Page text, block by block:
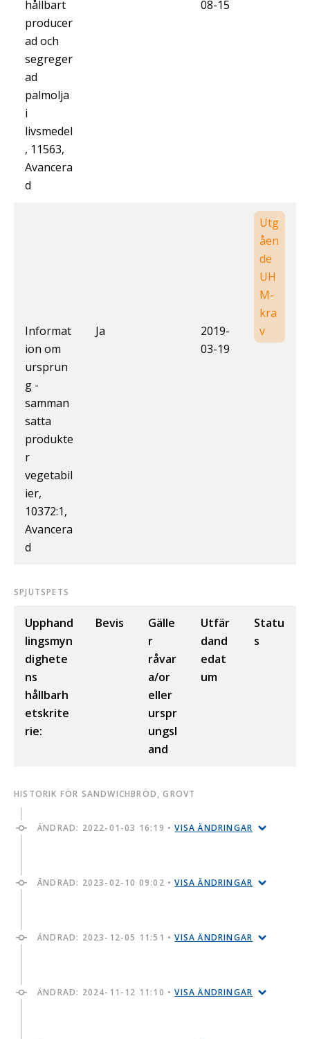
hållbart
producer
ad och
segreger
ad
palmolja
i
livsmedel
, 11563,
Avancera
d
08-15
Informat
ion om
ursprun
g -
samman
satta
produkte
r
vegetabil
ier,
10372:1,
Avancera
d
Ja
2019-
03-19
Utg
åen
de
UH
M-
kra
v
SPJUTSPETS
Upphand
lingsmyn
dighete
ns
hållbarh
etskrite
rie:
Bevis
Gälle
r
råvar
a/or
eller
urspr
ungsl
and
Utfär
dand
edat
um
Statu
s
HISTORIK FÖR SANDWICHBRÖD, GROVT
ÄNDRAD: 2022-01-03 16:19 •VISA ÄNDRINGAR
ÄNDRAD: 2023-02-10 09:02 •VISA ÄNDRINGAR
ÄNDRAD: 2023-12-05 11:51 •VISA ÄNDRINGAR
ÄNDRAD: 2024-11-12 11:10 •VISA ÄNDRINGAR